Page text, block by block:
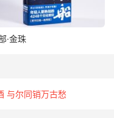
·金珠
与尔同销万古愁